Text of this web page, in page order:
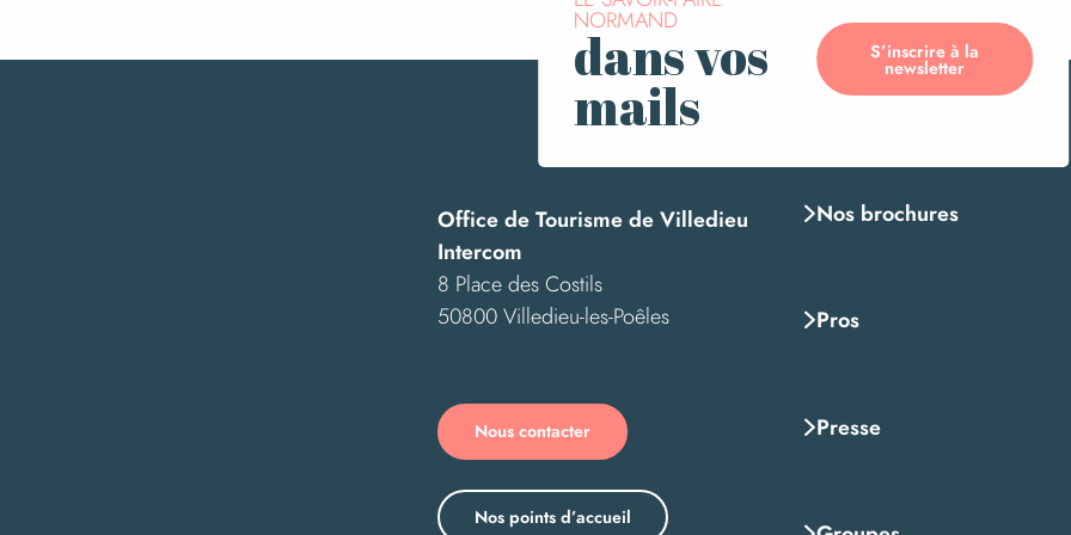
NORMAND
dans vos
mails
S’inscrire à la
newsletter
Office de Tourisme de Villedieu
Intercom
8 Place des Costils
50800 Villedieu-les-Poêles
Nous contacter
Nos points d’accueil
Nos brochures
Pros
Presse